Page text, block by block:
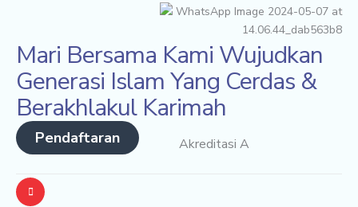
Mari Bersama Kami Wujudkan
Generasi Islam Yang Cerdas &
Berakhlakul Karimah
Pendaftaran Akreditasi A